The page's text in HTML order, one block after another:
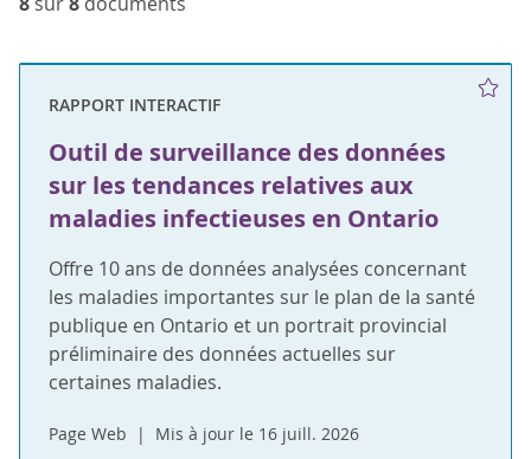
RAPPORT INTERACTIF
Outil de surveillance des données
sur les tendances relatives aux
maladies infectieuses en Ontario
Offre 10 ans de données analysées concernant
les maladies importantes sur le plan de la santé
publique en Ontario et un portrait provincial
préliminaire des données actuelles sur
certaines maladies.
Page Web Mis à jour le 16 juill. 2026